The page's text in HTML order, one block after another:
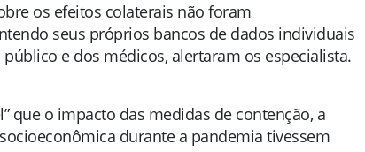
os efeitos colaterais não foram
seus próprios bancos de dados individuais
e dos médicos, alertaram os especialista.
que o impacto das medidas de contenção, a
durante a pandemia tivessem